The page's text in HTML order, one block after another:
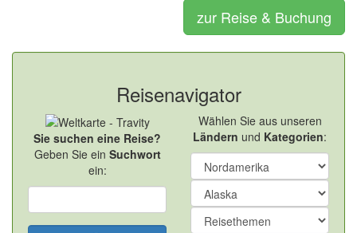
zur Reise & Buchung
Reisenavigator
Sie suchen eine Reise?
Geben Sie ein Suchwort
ein:
Wählen Sie aus unseren
Ländern und Kategorien: